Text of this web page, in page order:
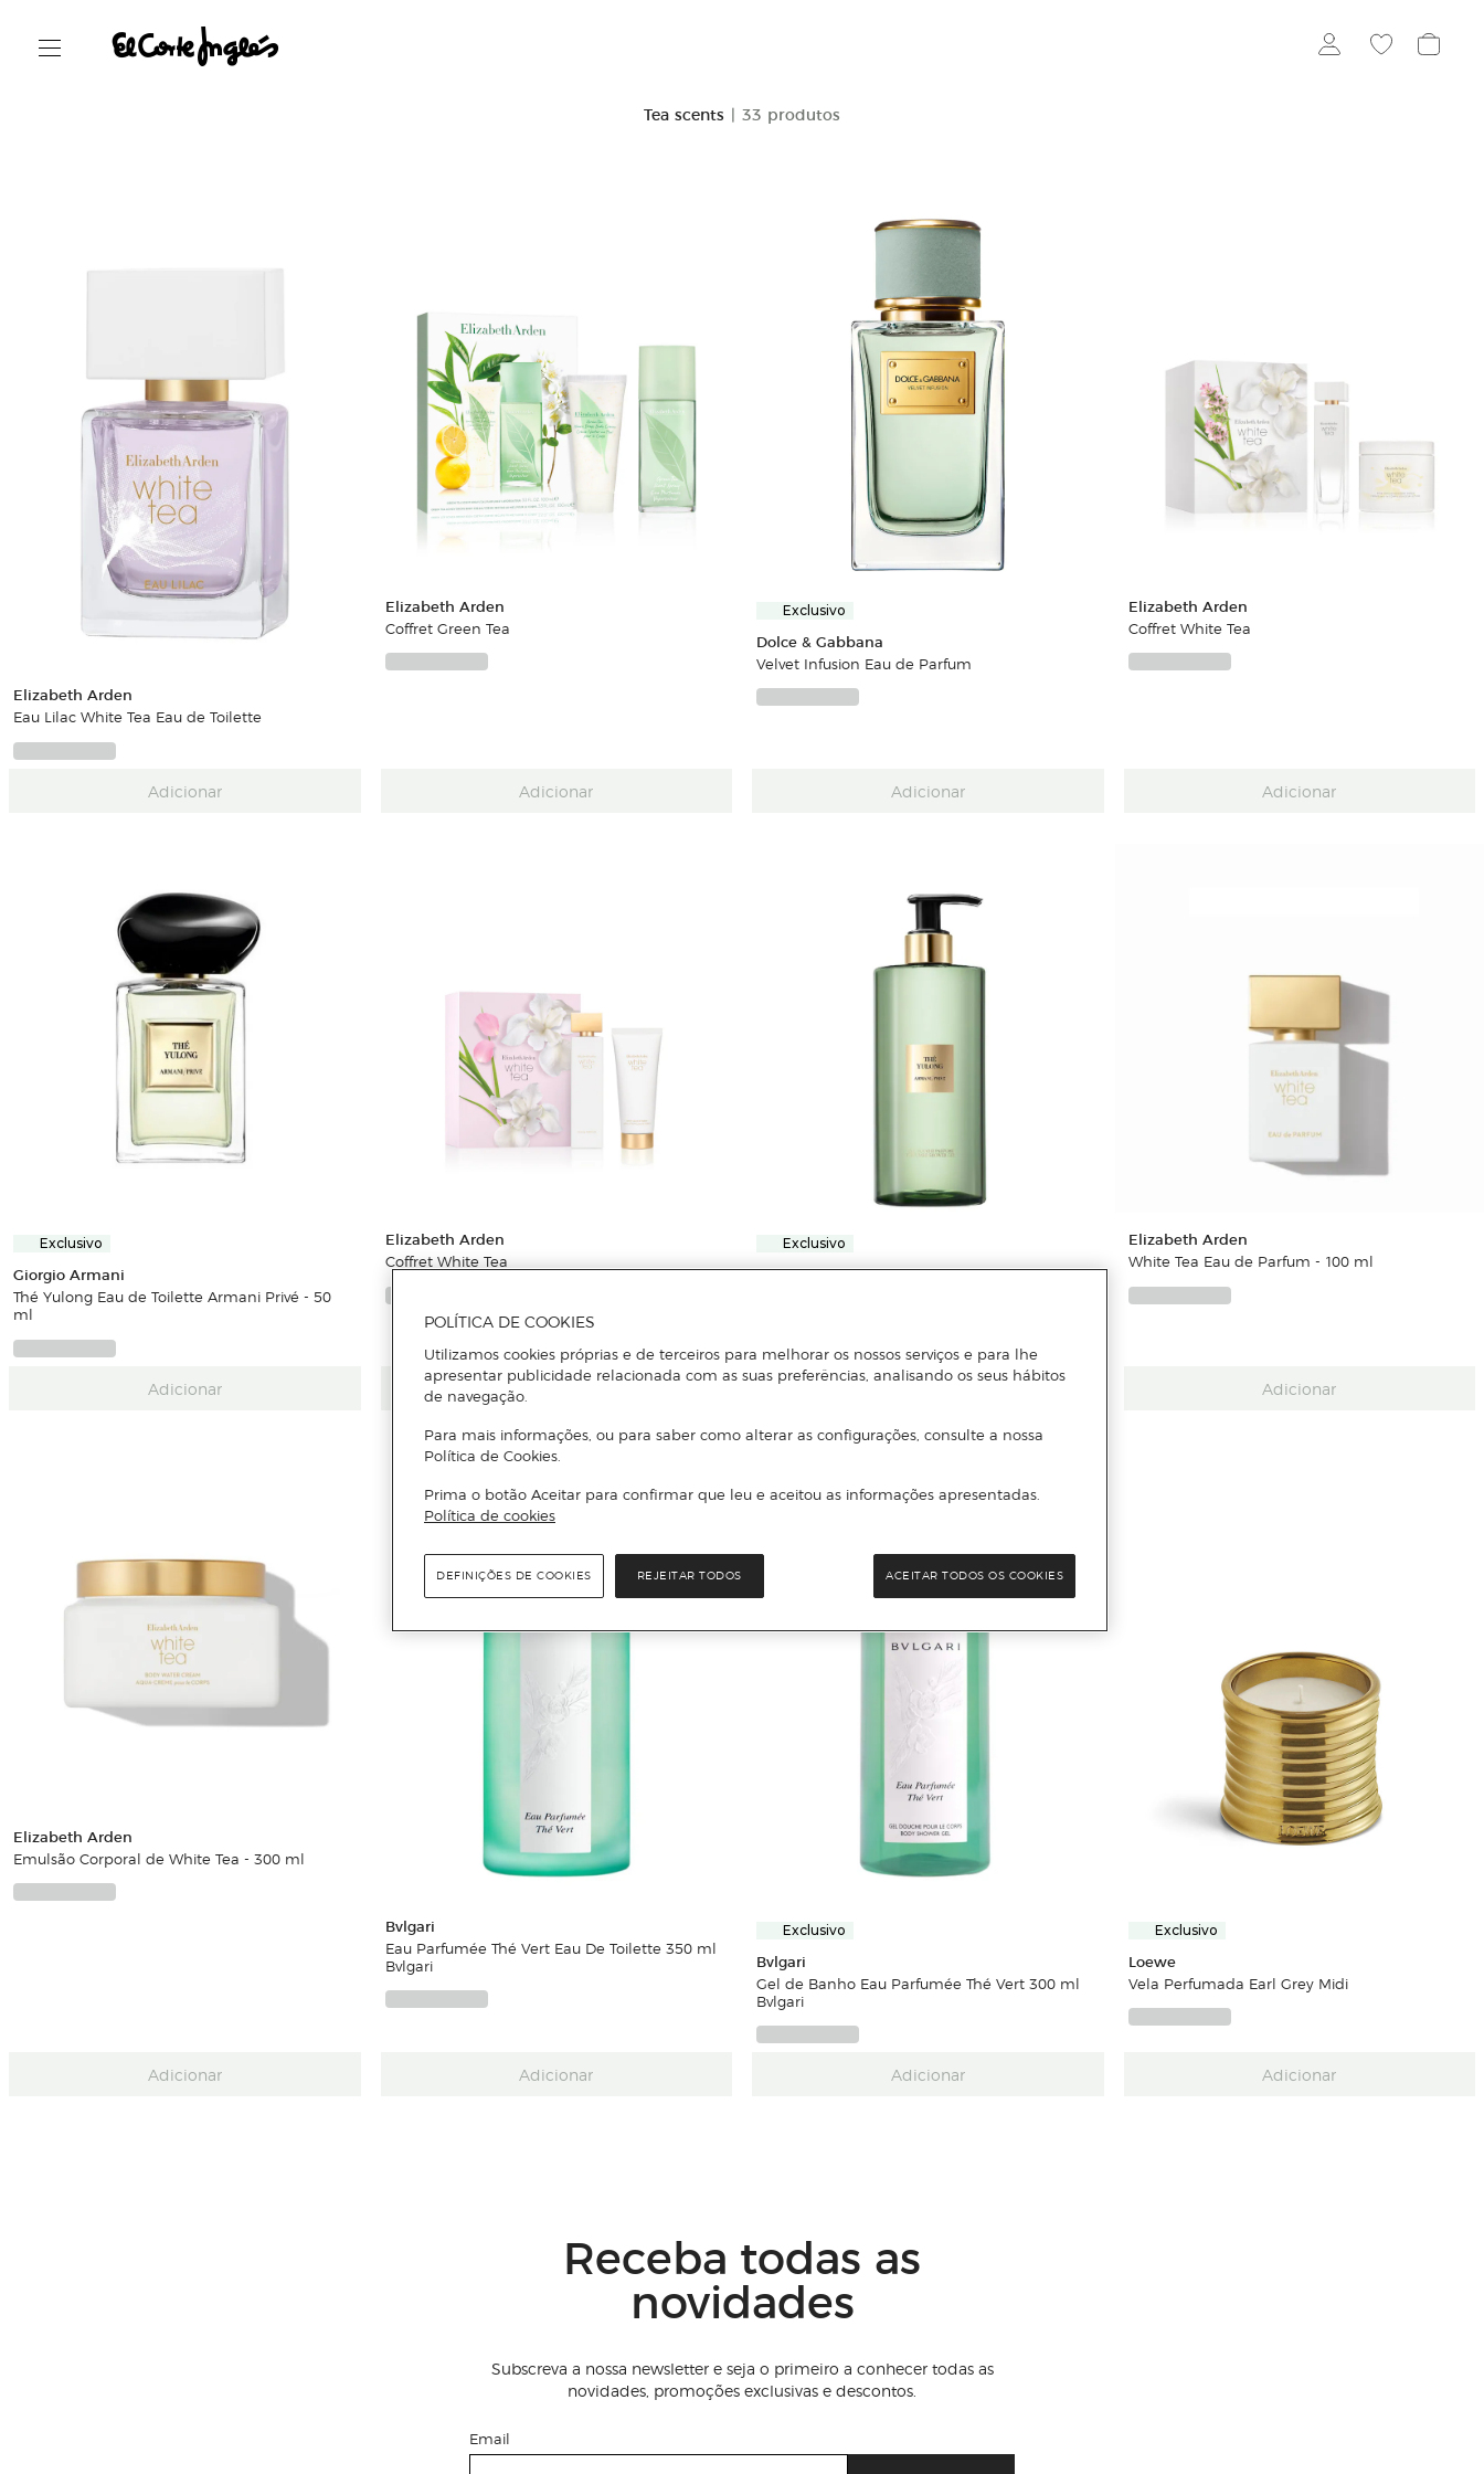
Tea scents | 33 produtos
Elizabeth Arden
Eau Lilac White Tea Eau de Toilette
Adicionar
Elizabeth Arden
Coffret Green Tea
Adicionar
Exclusivo
Dolce & Gabbana
Velvet Infusion Eau de Parfum
Adicionar
Elizabeth Arden
Coffret White Tea
Adicionar
Exclusivo
Giorgio Armani
Thé Yulong Eau de Toilette Armani Privé - 50
ml
Adicionar
Elizabeth Arden
Coffret White Tea
Adicionar
Exclusivo
Giorgio Armani
Adicionar
Elizabeth Arden
White Tea Eau de Parfum - 100 ml
Adicionar
Elizabeth Arden
Emulsão Corporal de White Tea - 300 ml
Adicionar
Bvlgari
Eau Parfumée Thé Vert Eau De Toilette 350 ml
Bvlgari
Adicionar
Exclusivo
Bvlgari
Gel de Banho Eau Parfumée Thé Vert 300 ml
Bvlgari
Adicionar
Exclusivo
Loewe
Vela Perfumada Earl Grey Midi
Adicionar
Receba todas as
novidades
Subscreva a nossa newsletter e seja o primeiro a conhecer todas as
novidades, promoções exclusivas e descontos.
Email
POLÍTICA DE COOKIES
Utilizamos cookies próprias e de terceiros para melhorar os nossos serviços e para lhe
apresentar publicidade relacionada com as suas preferências, analisando os seus hábitos
de navegação.
Para mais informações, ou para saber como alterar as configurações, consulte a nossa
Política de Cookies.
Prima o botão Aceitar para confirmar que leu e aceitou as informações apresentadas.
Política de cookies
REJEITAR TODOS ACEITAR TODOS OS COOKIES
DEFINIÇÕES DE COOKIES